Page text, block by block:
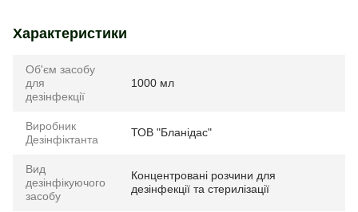
Характеристики
Об'єм засобу
для
дезінфекції
1000 мл
Виробник
Дезінфіктанта
ТОВ "Бланідас"
Вид
дезінфікуючого
засобу
Концентровані розчини для
дезінфекції та стерилізації